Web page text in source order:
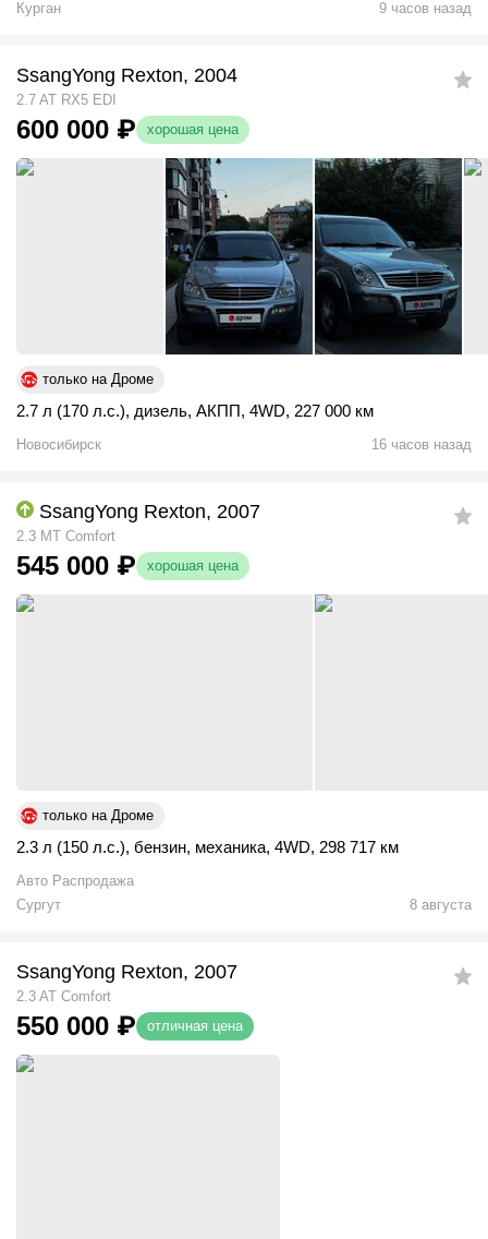
Курган 9 часов назад
SsangYong Rexton, 2004
2.7 AT RX5 EDI
600 000 ₽ хорошая цена
только на Дроме
2.7 л (170 л.с.), дизель, АКПП, 4WD, 227 000 км
Новосибирск 16 часов назад
SsangYong Rexton, 2007
2.3 MT Comfort
545 000 ₽ хорошая цена
только на Дроме
2.3 л (150 л.с.), бензин, механика, 4WD, 298 717 км
Авто Распродажа
Сургут
8 августа
SsangYong Rexton, 2007
2.3 AT Comfort
550 000 ₽ отличная цена